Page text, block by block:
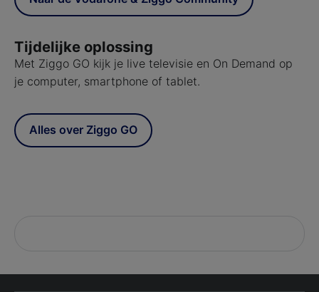
Tijdelijke oplossing
Met Ziggo GO kijk je live televisie en On Demand op
je computer, smartphone of tablet.
Alles over Ziggo GO